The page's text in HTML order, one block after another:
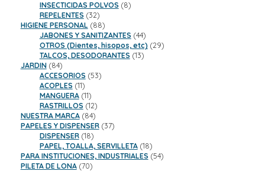
INSECTICIDAS POLVOS 88
REPELENTES 3232
productos
HIGIENE PERSONAL 8888
productos
JABONES Y SANITIZANTES 4444
productos
OTROS (Dientes, hisopos, etc) 2929
TALCOS, DESODORANTES 1313
JARDIN 8484
productos
ACCESORIOS 5353
ACOPLES 1111
productos
MANGUERA 1111
productos
RASTRILLOS 1212
productos
NUESTRA MARCA 8484
productos
PAPELES Y DISPENSER 3737
DISPENSER 1818
productos
PAPEL, TOALLA, SERVILLETA 1818
productos
PARA INSTITUCIONES, INDUSTRIALES 5454
PILETA DE LONA 7070